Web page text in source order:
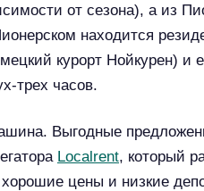
от сезона), а из
находится
курорт Нойкурен) и
трех часов.
Выгодные
Localrent, который
цены и низкие
Н
а
й
т